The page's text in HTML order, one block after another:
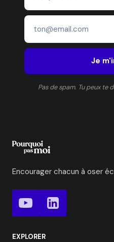
Je
Pas de spam. Tu peux te
Encourager chacun à oser
EXPLORER